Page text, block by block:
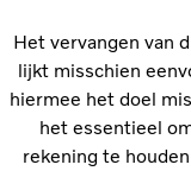
Het vervangen van
lijkt misschien
hiermee het doel
het essentieel
rekening te